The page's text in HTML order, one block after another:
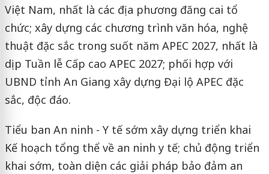
Việt Nam, nhất là các địa phương đăng cai tổ
chức; xây dựng các chương trình văn hóa, nghệ
thuật đặc sắc trong suốt năm APEC 2027, nhất là
dịp Tuần lễ Cấp cao APEC 2027; phối hợp với
UBND tỉnh An Giang xây dựng Đại lộ APEC đặc
sắc, độc đáo.
Tiểu ban An ninh - Y tế sớm xây dựng triển khai
Kế hoạch tổng thể về an ninh y tế; chủ động triển
khai sớm, toàn diện các giải pháp bảo đảm an